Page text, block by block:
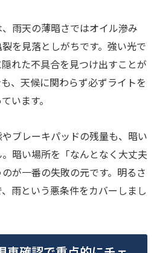
雨天の薄暗さではオイル滲み
裂を見落としがちです。強い光で
れた不具合を見つけ出すことが
、天候に関わらず必ずライトを
います。
ブレーキパッドの残量も、暗い
暗い場所を「なんとなく大丈夫
が一番の失敗の元です。明るさ
雨という悪条件をカバーしまし